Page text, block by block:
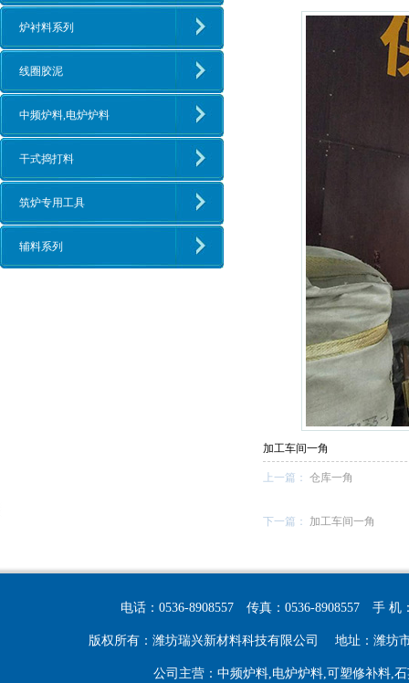
炉衬料系列
线圈胶泥
中频炉料,电炉炉料
干式捣打料
筑炉专用工具
辅料系列
加工车间一角
上一篇： 仓库一角
下一篇： 加工车间一角
电话：0536-8908557 传真：0536-8908557 手 机
版权所有：潍坊瑞兴新材料科技有限公司 地址：潍坊
公司主营：中频炉料,电炉炉料,可塑修补料,